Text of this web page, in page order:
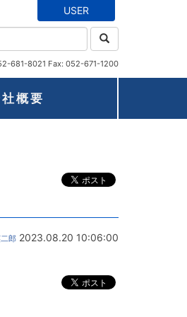
USER
681-8021 Fax: 052-671-1200
概要
郎 2023.08.20 10:06:00